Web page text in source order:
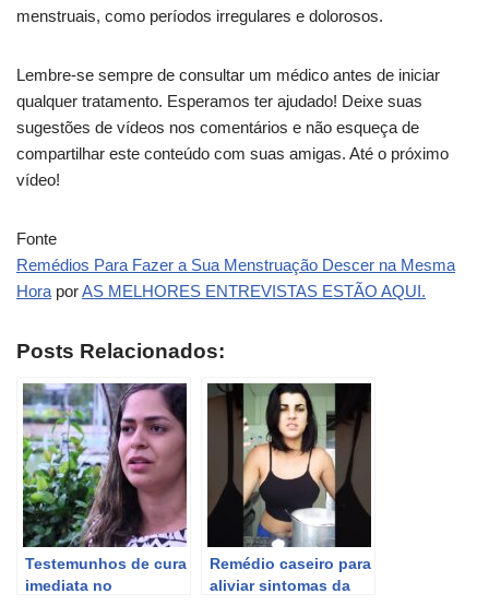
menstruais, como períodos irregulares e dolorosos.
Lembre-se sempre de consultar um médico antes de iniciar
qualquer tratamento. Esperamos ter ajudado! Deixe suas
sugestões de vídeos nos comentários e não esqueça de
compartilhar este conteúdo com suas amigas. Até o próximo
vídeo!
Fonte
Remédios Para Fazer a Sua Menstruação Descer na Mesma
Hora porAS MELHORES ENTREVISTAS ESTÃO AQUI.
Posts Relacionados:
Testemunhos de cura
imediata no
Remédio caseiro para
aliviar sintomas da